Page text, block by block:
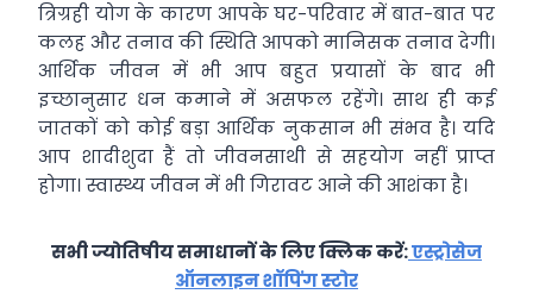
त्रिग्रही योग के कारण आपके घर-परिवार में बात-बात पर
कलह और तनाव की स्थिति आपको मानिसक तनाव देगी।
आर्थिक जीवन में भी आप बहुत प्रयासों के बाद भी
इच्छानुसार धन कमाने में असफल रहेंगे। साथ ही कई
जातकों को कोई बड़ा आर्थिक नुकसान भी संभव है। यदि
आप शादीशुदा हैं तो जीवनसाथी से सहयोग नहीं प्राप्त
होगा। स्वास्थ्य जीवन में भी गिरावट आने की आशंका है।
सभी ज्योतिषीय समाधानों के लिए क्लिक करें:एस्ट्रोसेज
ऑनलाइन शॉपिंग स्टोर